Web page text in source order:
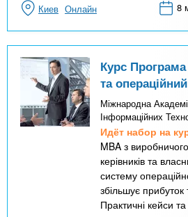
Киев Онлайн 8
Курс
та
Міжнародна
Інформаційних
Идёт набор на
MBA з
керівників та
систему
збільшує прибуток
Практичні кейси